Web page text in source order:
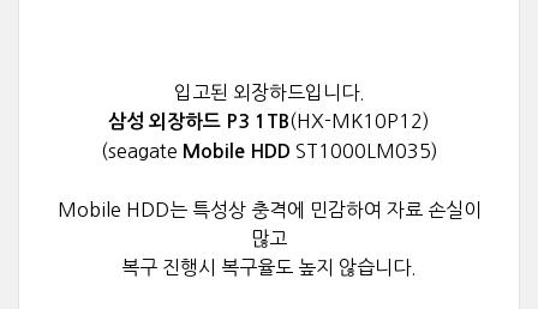
입고된 외장하드입니다.
삼성 외장하드 P3 1TB(HX-MK10P12)
(seagate Mobile HDD ST1000LM035)
Mobile HDD는 특성상 충격에 민감하여 자료 손실이
많고
복구 진행시 복구율도 높지 않습니다.